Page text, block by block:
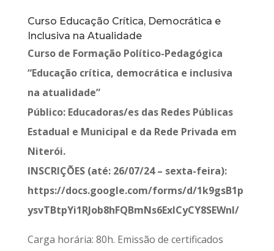
Curso Educação Crítica, Democrática e
Inclusiva na Atualidade
Curso de Formação Político-Pedagógica
“Educação crítica, democrática e inclusiva
na atualidade”
Público: Educadoras/es das Redes Públicas
Estadual e Municipal e da Rede Privada em
Niterói.
INSCRIÇÕES (até: 26/07/24 – sexta-feira):
https://docs.google.com/forms/d/1k9gsB1p
ysvTBtpYi1RJob8hFQBmNs6ExlCyCY8SEWnI/
Carga horária: 80h. Emissão de certificados